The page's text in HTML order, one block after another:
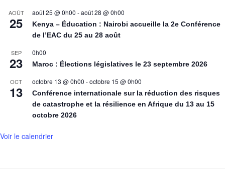
AOÛT
25
août 25 @ 0h00 -août 28 @ 0h00
Kenya – Éducation : Nairobi accueille la 2e Conférence
de l’EAC du 25 au 28 août
SEP
23
0h00
Maroc : Élections législatives le 23 septembre 2026
OCT
13
octobre 13 @ 0h00 -octobre 15 @ 0h00
Conférence internationale sur la réduction des risques
de catastrophe et la résilience en Afrique du 13 au 15
octobre 2026
Voir le calendrier